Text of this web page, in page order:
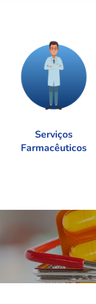
Serviços
Farmacêuticos